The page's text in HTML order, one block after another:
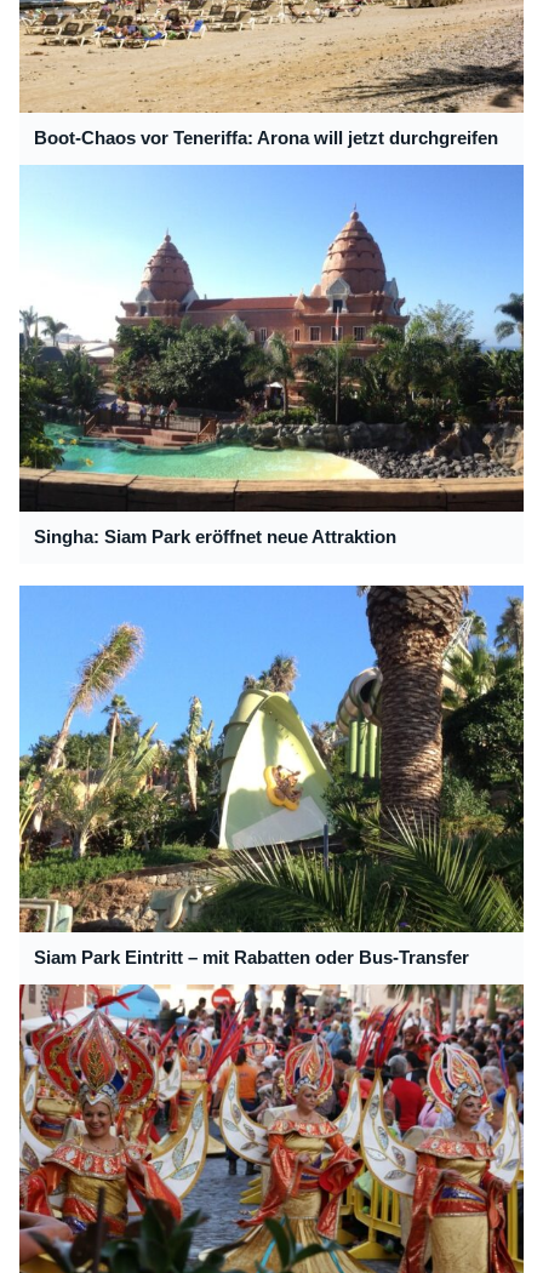
Boot-Chaos vor Teneriffa: Arona will jetzt durchgreifen
Singha: Siam Park eröffnet neue Attraktion
Siam Park Eintritt – mit Rabatten oder Bus-Transfer